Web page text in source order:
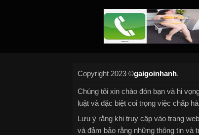
Copyright 2023 ©gaigoinhanh.
Chúng tôi xin chào đón bạn và hi
luật và đặc biệt coi trọng việc chấp
Lưu ý rằng khi truy cập vào trang
và đảm bảo rằng những thông tin và